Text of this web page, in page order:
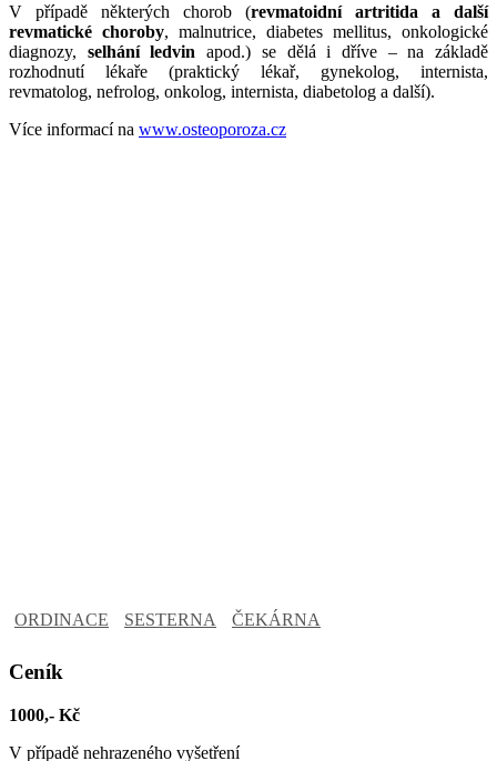
V případě některých chorob (revmatoidní artritida a další
revmatické choroby, malnutrice, diabetes mellitus, onkologické
diagnozy, selhání ledvin apod.) se dělá i dříve – na základě
rozhodnutí lékaře (praktický lékař, gynekolog, internista,
revmatolog, nefrolog, onkolog, internista, diabetolog a další).
Více informací na www.osteoporoza.cz
ORDINACE SESTERNA ČEKÁRNA
Ceník
1000,- Kč
V případě nehrazeného vyšetření